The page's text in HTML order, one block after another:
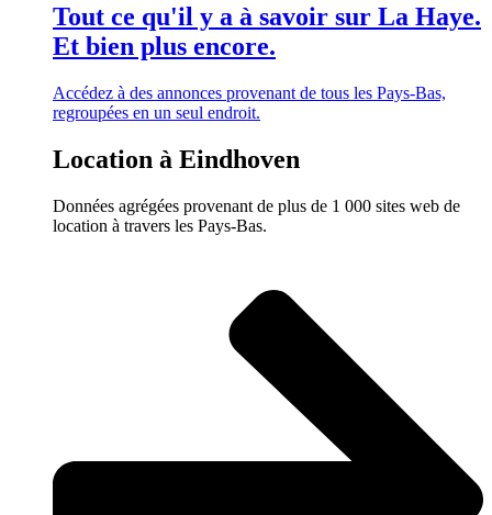
Tout ce qu'il y a à savoir sur La Haye.
Et bien plus encore.
Accédez à des annonces provenant de tous les Pays-Bas,
regroupées en un seul endroit.
Location à Eindhoven
Données agrégées provenant de plus de 1 000 sites web de
location à travers les Pays-Bas.